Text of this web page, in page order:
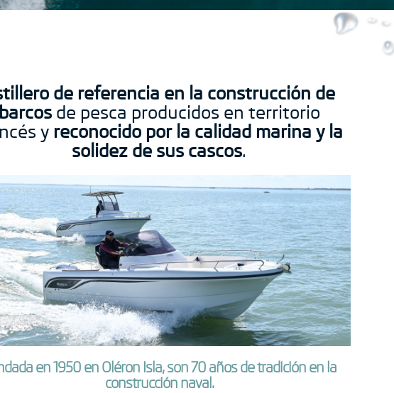
de referencia en la construcción de
de pesca producidos en territorio
y reconocido por la calidad marina y la
solidez de sus cascos.
en 1950 en Oléron Isla, son 70 años de tradición en la
construcción naval.